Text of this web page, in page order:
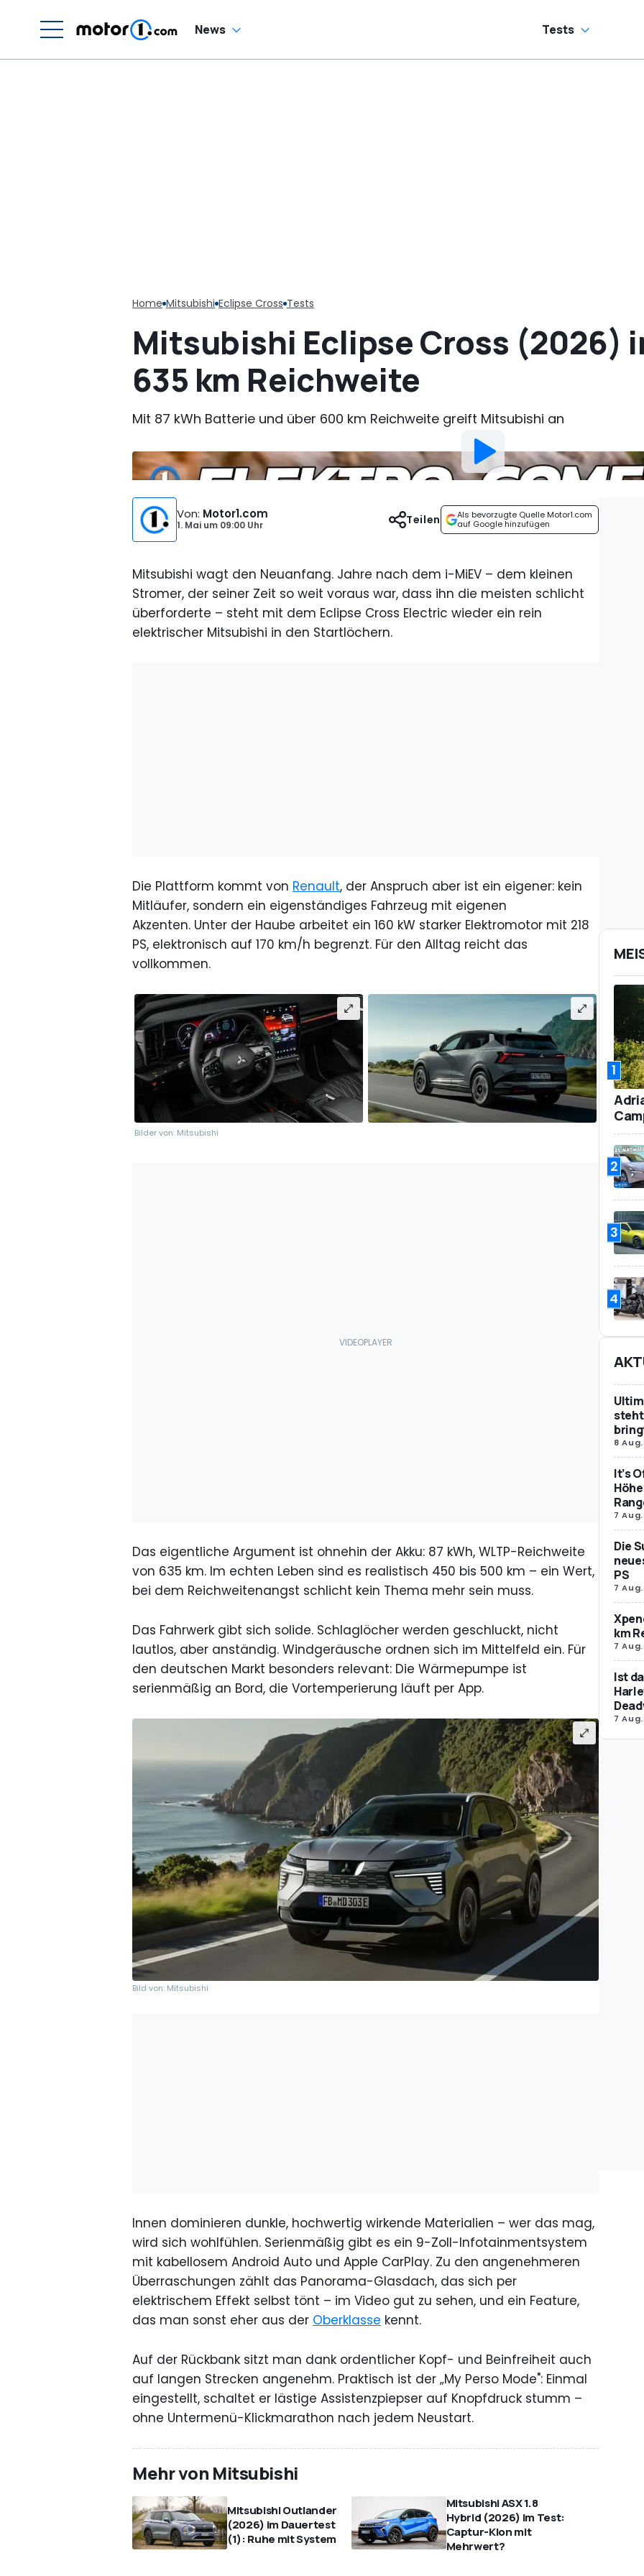
News Tests
Home Mitsubishi Eclipse Cross Tests
Mitsubishi Eclipse Cross (2026)
635 km Reichweite
Mit 87 kWh Batterie und über 600 km Reichweite greift Mitsubishi an
Bild von:Motor1.com Deutschland
Von: Motor1.com
1. Mai um 09:00 Uhr
Als bevorzugte Quelle Motor1.com
auf Google hinzufügen
Teilen
Mitsubishi wagt den Neuanfang. Jahre nach dem i-MiEV – dem kleinen
Stromer, der seiner Zeit so weit voraus war, dass ihn die meisten schlicht
überforderte – steht mit dem Eclipse Cross Electric wieder ein rein
elektrischer Mitsubishi in den Startlöchern.
Die Plattform kommt von Renault, der Anspruch aber ist ein eigener: kein
Mitläufer, sondern ein eigenständiges Fahrzeug mit eigenen
Akzenten. Unter der Haube arbeitet ein 160 kW starker Elektromotor mit 218
PS, elektronisch auf 170 km/h begrenzt. Für den Alltag reicht das
vollkommen.
Bilder von: Mitsubishi
Das eigentliche Argument ist ohnehin der Akku: 87 kWh, WLTP-Reichweite
von 635 km. Im echten Leben sind es realistisch 450 bis 500 km – ein Wert,
bei dem Reichweitenangst schlicht kein Thema mehr sein muss.
Das Fahrwerk gibt sich solide. Schlaglöcher werden geschluckt, nicht
lautlos, aber anständig. Windgeräusche ordnen sich im Mittelfeld ein. Für
den deutschen Markt besonders relevant: Die Wärmepumpe ist
serienmäßig an Bord, die Vortemperierung läuft per App.
Bild von: Mitsubishi
Innen dominieren dunkle, hochwertig wirkende Materialien – wer das mag,
wird sich wohlfühlen. Serienmäßig gibt es ein 9-Zoll-Infotainmentsystem
mit kabellosem Android Auto und Apple CarPlay. Zu den angenehmeren
Überraschungen zählt das Panorama-Glasdach, das sich per
elektrischem Effekt selbst tönt – im Video gut zu sehen, und ein Feature,
das man sonst eher aus der Oberklasse kennt.
Auf der Rückbank sitzt man dank ordentlicher Kopf- und Beinfreiheit auch
auf langen Strecken angenehm. Praktisch ist der „My Perso Mode": Einmal
eingestellt, schaltet er lästige Assistenzpiepser auf Knopfdruck stumm –
ohne Untermenü-Klickmarathon nach jedem Neustart.
Mehr von Mitsubishi
Mitsubishi Outlander
(2026) im Dauertest
(1): Ruhe mit System
Mitsubishi ASX 1.8
Hybrid (2026) im Test:
Captur-Klon mit
Mehrwert?
1
2
3
4
steht
8 Aug.
It’s
7 Aug.
Die
PS
7 Aug.
km
7 Aug.
Ist
7 Aug.